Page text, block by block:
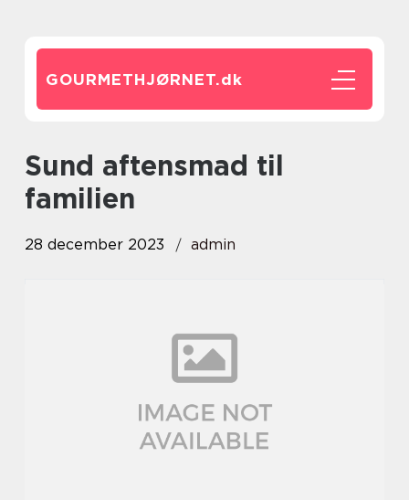
GOURMETHJØRNET.dk
sund aftensmad til
familien
28 december 2023 admin